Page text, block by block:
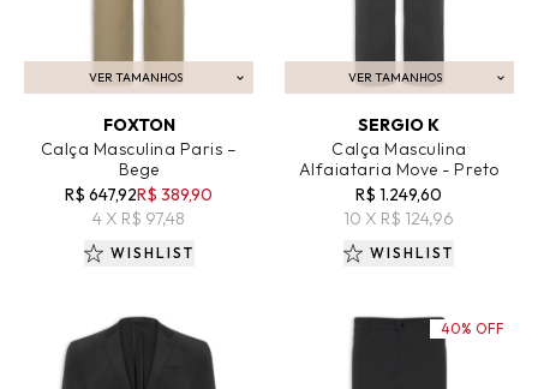
VER TAMANHOS
ADICIONAR AO CARRINHO
FOXTON
Calça Masculina Paris –
Bege
R$ 647,92R$ 389,90
4 X R$ 97,48
WISHLIST
VER TAMANHOS
ADICIONAR AO CARRINHO
SERGIO K
Calça Masculina
Alfaiataria Move - Preto
R$ 1.249,60
10 X R$ 124,96
WISHLIST
40% OFF